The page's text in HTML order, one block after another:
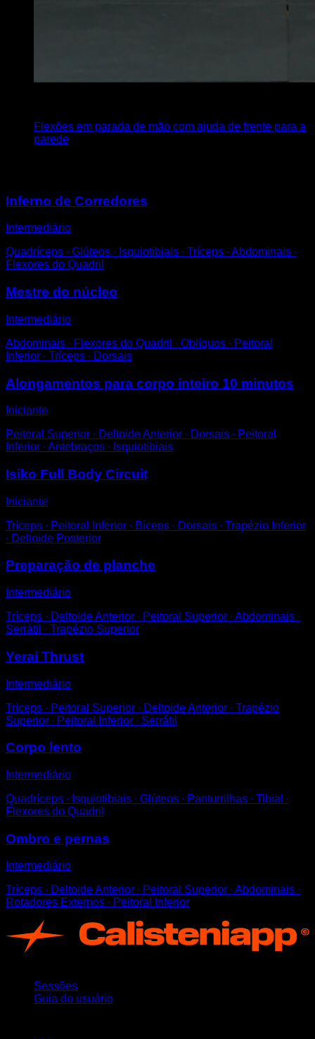
Flexões em parada de mão com ajuda de frente para a
parede
Inferno de Corredores
Intermediário
Quadríceps ∙ Glúteos ∙ Isquiotibiais ∙ Tríceps ∙ Abdominais ∙
Flexores do Quadril
Mestre do núcleo
Intermediário
Abdominais ∙ Flexores do Quadril ∙ Oblíquos ∙ Peitoral
Inferior ∙ Tríceps ∙ Dorsais
Alongamentos para corpo inteiro 10 minutos
Iniciante
Peitoral Superior ∙ Deltoide Anterior ∙ Dorsais ∙ Peitoral
Inferior ∙ Antebraços ∙ Isquiotibiais
Isiko Full Body Circuit
Iniciante
Tríceps ∙ Peitoral Inferior ∙ Bíceps ∙ Dorsais ∙ Trapézio Inferior
∙ Deltoide Posterior
Preparação de planche
Intermediário
Tríceps ∙ Deltoide Anterior ∙ Peitoral Superior ∙ Abdominais ∙
Serrátil ∙ Trapézio Superior
Yerai Thrust
Intermediário
Tríceps ∙ Peitoral Superior ∙ Deltoide Anterior ∙ Trapézio
Superior ∙ Peitoral Inferior ∙ Serrátil
Corpo lento
Intermediário
Quadríceps ∙ Isquiotibiais ∙ Glúteos ∙ Panturrilhas ∙ Tibial ∙
Flexores do Quadril
Ombro e pernas
Intermediário
Tríceps ∙ Deltoide Anterior ∙ Peitoral Superior ∙ Abdominais ∙
Rotadores Externos ∙ Peitoral Inferior
Sessões
Guia do usuário